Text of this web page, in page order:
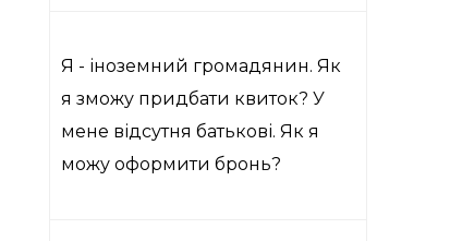
Я - іноземний громадянин. Як
я зможу придбати квиток? У
мене відсутня батькові. Як я
можу оформити бронь?